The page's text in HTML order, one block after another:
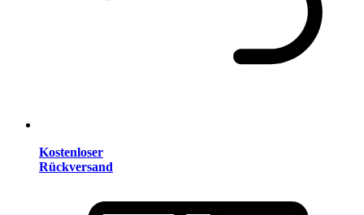
Kostenloser
Rückversand